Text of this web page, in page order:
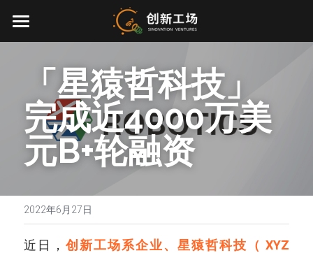
首页
投资业务
最新动态
关于我们
创业服务
环境、社会与治理
EN
「星猿哲科技」
完成近4000万美
元B+轮融资
2022年6月27日
近日， 创新工场系企业、星猿哲科技（ XYZ